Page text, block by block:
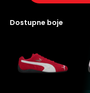
dostupne boje